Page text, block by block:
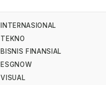
INTERNASIONAL
TEKNO
BISNIS FINANSIAL
ESGNOW
VISUAL